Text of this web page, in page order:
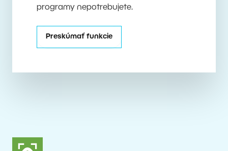
programy nepotrebujete.
Preskúmať funkcie